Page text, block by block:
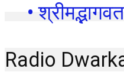
•
Radio